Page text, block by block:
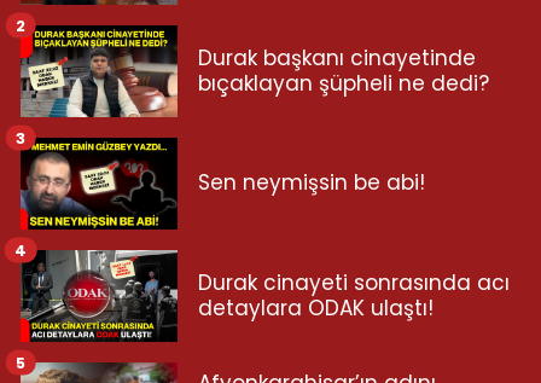
Durak başkanı cinayetinde
bıçaklayan şüpheli ne dedi?
2
Sen neymişsin be abi!
3
Durak cinayeti sonrasında acı
detaylara ODAK ulaştı!
4
5